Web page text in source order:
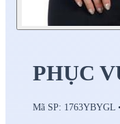
PHỤC
Mã SP: 1763YBYGL •